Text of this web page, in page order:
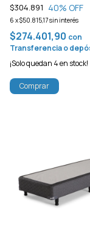
$304.891 40% OFF
6 x$50.815,17sin interés
$274.401,90 con
Transferencia o
¡Solo quedan 4en stock!
Comprar